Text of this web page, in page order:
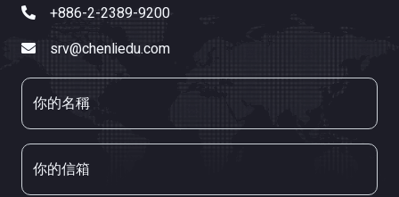
+886-2-2389-9200
srv@chenliedu.com
你的名稱
你的信箱